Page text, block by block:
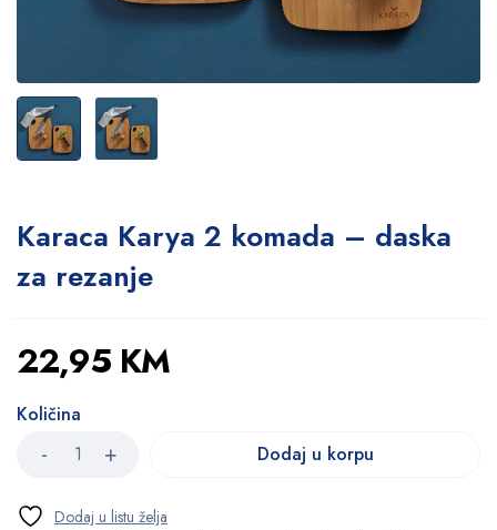
Karaca Karya 2 komada – daska
za rezanje
22,95 KM
Količina
Dodaj u korpu